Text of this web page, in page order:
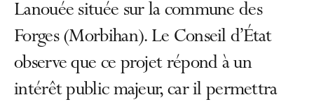
Lanouée située sur la commune des
Forges (Morbihan). Le Conseil d’État
observe que ce projet répond à un
intérêt public majeur, car il permettra